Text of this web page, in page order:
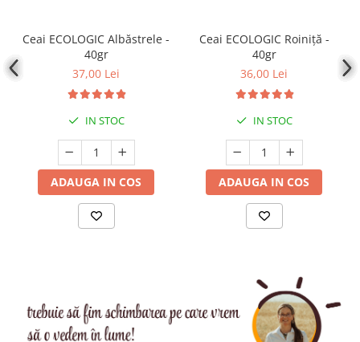
Ceai ECOLOGIC Albăstrele -
40gr
37,00 Lei
IN STOC
ADAUGA IN COS
Ceai ECOLOGIC Roiniță -
40gr
36,00 Lei
IN STOC
ADAUGA IN COS